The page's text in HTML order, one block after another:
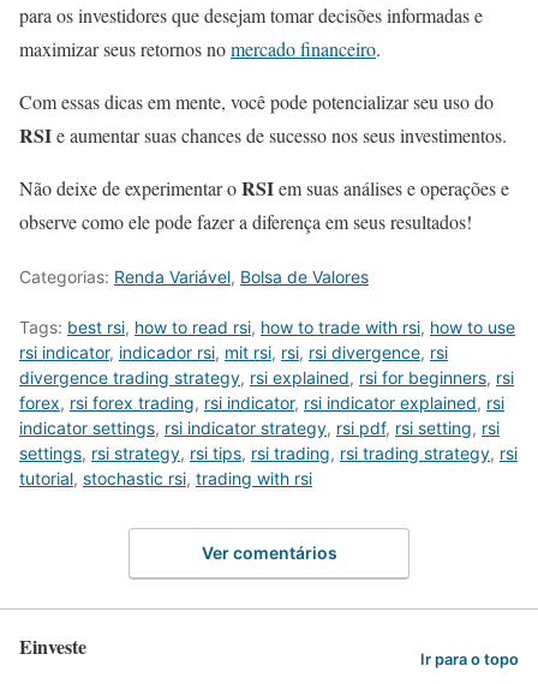
para os investidores que desejam tomar decisões informadas e
maximizar seus retornos nomercado financeiro.
Com essas dicas em mente, você pode potencializar seu uso do
RSIe aumentar suas chances de sucesso nos seus investimentos.
Não deixe de experimentar oRSIem suas análises e operações e
observe como ele pode fazer a diferença em seus resultados!
Categorias: Renda Variável, Bolsa de Valores
Tags: best rsi, how to read rsi, how to trade with rsi, how to use
rsi indicator, indicador rsi, mit rsi, rsi, rsi divergence, rsi
divergence trading strategy, rsi explained, rsi for beginners, rsi
forex, rsi forex trading, rsi indicator, rsi indicator explained, rsi
indicator settings, rsi indicator strategy, rsi pdf, rsi setting, rsi
settings, rsi strategy, rsi tips, rsi trading, rsi trading strategy, rsi
tutorial, stochastic rsi, trading with rsi
Ver comentários
Einveste Ir para o topo